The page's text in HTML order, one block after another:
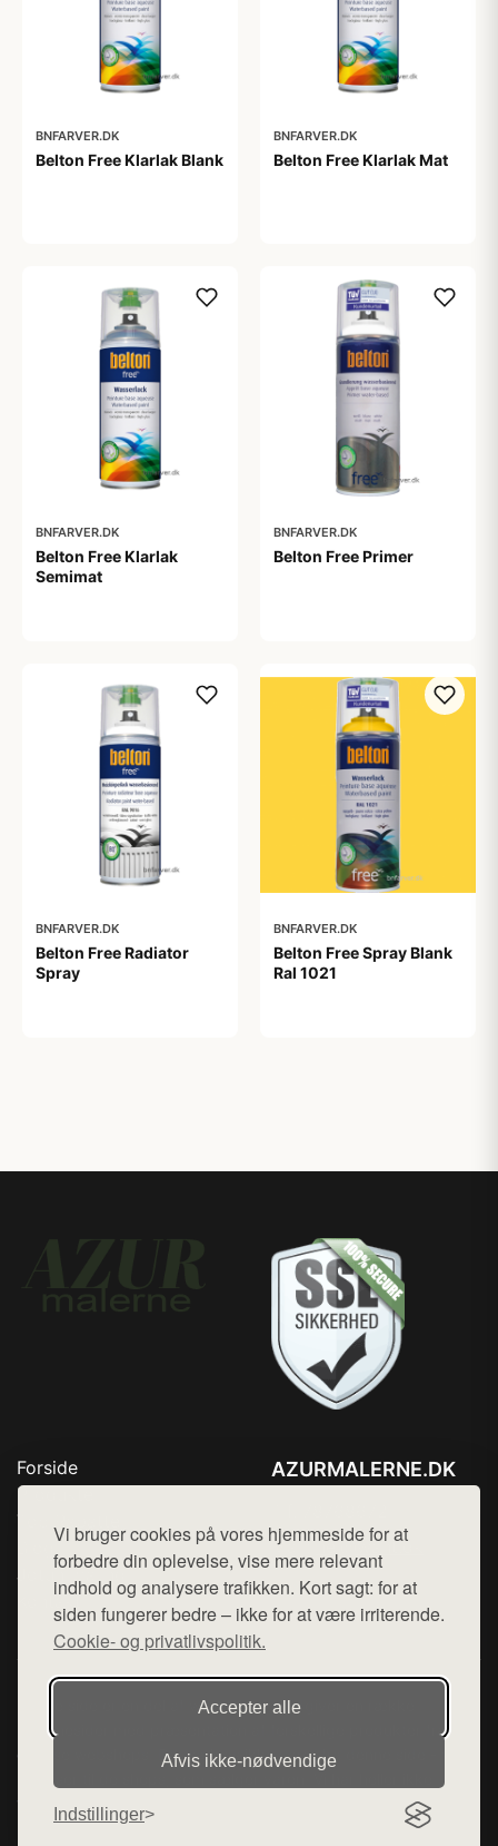
Vi bruger cookies på vores hjemmeside for at
forbedre din oplevelse, vise mere relevant
indhold og analysere trafikken. Kort sagt: for at
siden fungerer bedre – ikke for at være irriterende.
Cookie- og privatlivspolitik.
Accepter alle
Afvis ikke‑nødvendige
Indstillinger
BNFARVER.DK
Belton Free Klarlak Blank
BNFARVER.DK
Belton Free Klarlak Mat
BNFARVER.DK
Belton Free Klarlak
Semimat
BNFARVER.DK
Belton Free Primer
BNFARVER.DK
Belton Free Radiator
Spray
BNFARVER.DK
Belton Free Spray Blank
Ral 1021
Forside
Produkter
Top Rabatter
Jotun maling
Kontakt
AZURMALERNE.DK
Mail:hej@want.dk
Cookie- og privatlivspolitik
Denne side er en del af want.dk, der udgiver en række
hjemmesider med præsentation af forskellige produkter fra
diverse webshops. Der sælges ikke varer fra denne side - vi
varerne på lager.